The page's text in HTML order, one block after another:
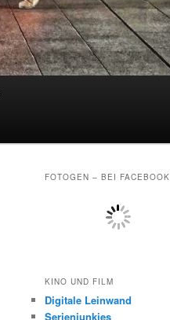
FOTOGEN – BEI FACEBOOK
KINO UND FILM
Digitale Leinwand
Serienjunkies